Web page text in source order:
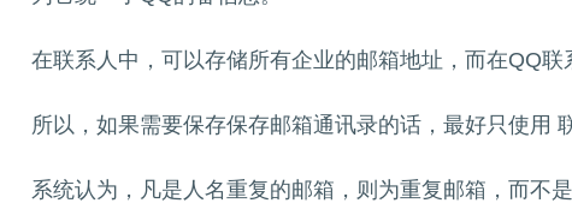
在联系人中，可以存储所有企业的邮箱地址，而在QQ
所以，如果需要保存保存邮箱通讯录的话，最好只使用
系统认为，凡是人名重复的邮箱，则为重复邮箱，而不